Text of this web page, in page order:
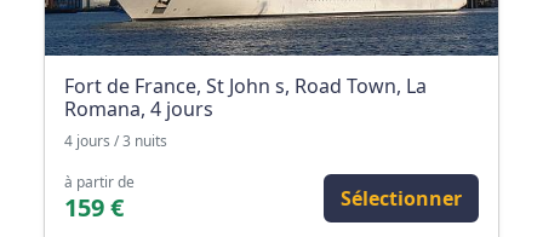
Fort de France, St John s, Road Town, La
Romana, 4 jours
4 jours / 3 nuits
à partir de
159 € Sélectionner